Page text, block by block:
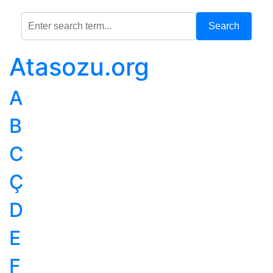
Search
Atasozu.org
A
B
C
Ç
D
E
F